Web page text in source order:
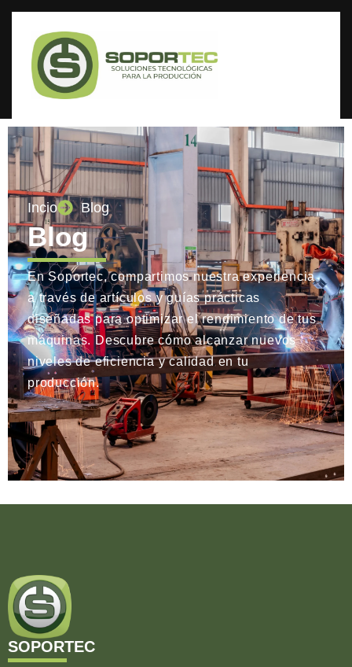
Incio Blog
Blog
En Soportec, compartimos nuestra experiencia
a través de artículos y guías prácticas
diseñadas para optimizar el rendimiento de tus
máquinas. Descubre cómo alcanzar nuevos
niveles de eficiencia y calidad en tu
producción.
SOPORTEC